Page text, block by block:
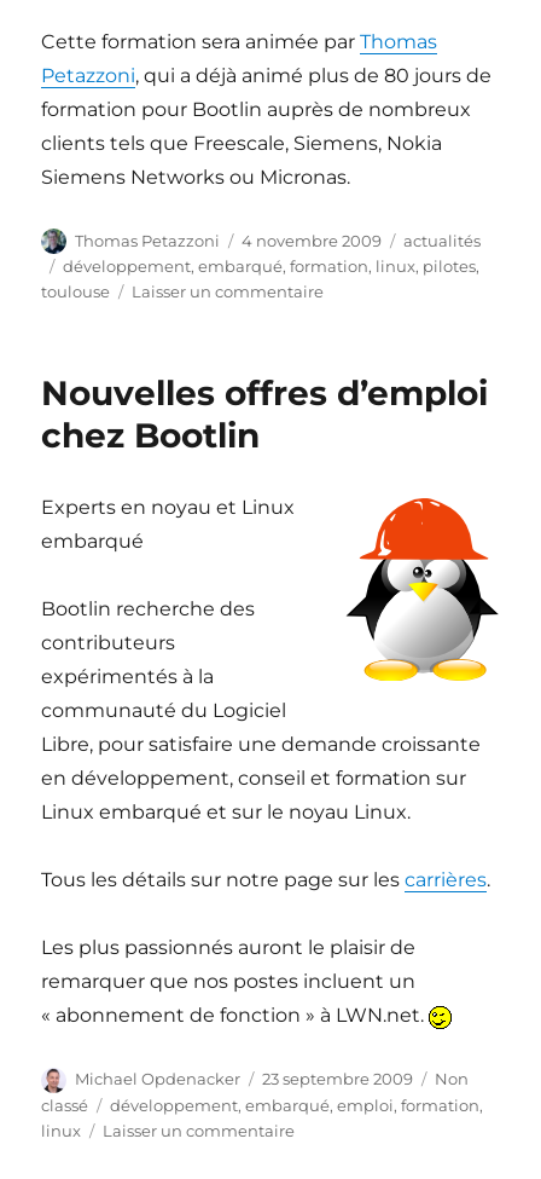
Cette formation sera animée parThomas
Petazzoni, qui a déjà animé plus de 80 jours de
formation pour Bootlin auprès de nombreux
clients tels que Freescale, Siemens, Nokia
Siemens Networks ou Micronas.
Auteur
Thomas Petazzoni
Publié
le
4 novembre 2009 Catégories
actualités
Étiquettes
développement,embarqué,formation, linux, pilotes,
toulouse
Laisser un commentairesur
Linux
Toulouse
Nouvelles offres d’emploi
chez Bootlin
Experts en noyau et Linux
embarqué
Bootlin recherche des
contributeurs
expérimentés à la
communauté du Logiciel
Libre, pour satisfaire une demande croissante
en développement, conseil et formation sur
Linux embarqué et sur le noyau Linux.
Tous les détails sur notre page sur lescarrières.
Les plus passionnés auront le plaisir de
remarquer que nos postes incluent un
« abonnement de fonction » à LWN.net.
Auteur
Michael Opdenacker
Publié
le
23 septembre 2009 Catégories
Non
classé
Étiquettes
développement,embarqué,emploi,formation,
linux
Laisser un commentairesur